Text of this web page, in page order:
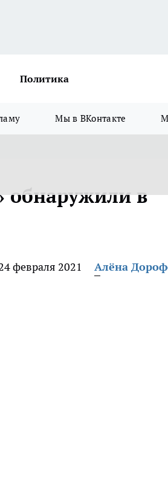
Политика
Мы в ВКонтакте
обнаружили в
февраля 2021
Алёна